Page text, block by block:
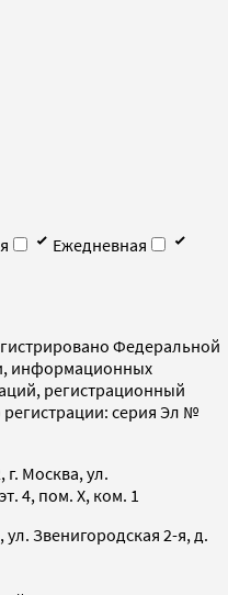
Ежедневная
Федеральной
информационных
регистрационный
серия Эл №
г. Москва, ул.
4, пом. X, ком. 1
Звенигородская 2-я, д.